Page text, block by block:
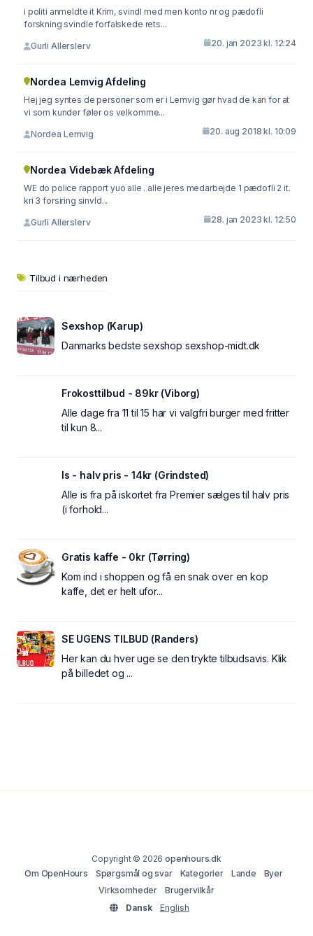
i politi anmeldte it Krim, svindl med men konto nr og pædofli
forskning svindle forfalskede rets...
Gurli Allerslerv 20. jan 2023 kl. 12:24
Nordea Lemvig Afdeling
Hej jeg syntes de personer som er i Lemvig gør hvad de kan for at
vi som kunder føler os velkomme...
Nordea Lemvig 20. aug 2018 kl. 10:09
Nordea Videbæk Afdeling
WE do police rapport yuo alle . alle jeres medarbejde 1 pædofli 2 it.
kri 3 forsiring sinvld...
Gurli Allerslerv 28. jan 2023 kl. 12:50
Tilbud i nærheden
Sexshop (Karup)
Danmarks bedste sexshop sexshop-midt.dk
Frokosttilbud - 89kr (Viborg)
Alle dage fra 11 til 15 har vi valgfri burger med fritter
til kun 8...
Is - halv pris - 14kr (Grindsted)
Alle is fra på iskortet fra Premier sælges til halv pris
(i forhold...
Gratis kaffe - 0kr (Tørring)
Kom ind i shoppen og få en snak over en kop
kaffe, det er helt ufor...
SE UGENS TILBUD (Randers)
Her kan du hver uge se den trykte tilbudsavis. Klik
på billedet og ...
Copyright © 2026openhours.dk
Om OpenHours
Spørgsmål og svar Kategorier Lande
Byer
Virksomheder
Brugervilkår
Dansk
English